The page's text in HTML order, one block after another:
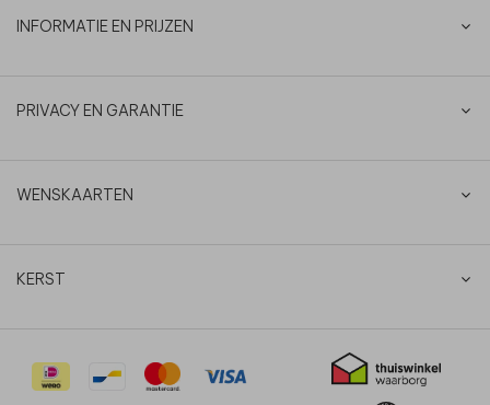
INFORMATIE EN PRIJZEN
PRIVACY EN GARANTIE
WENSKAARTEN
KERST